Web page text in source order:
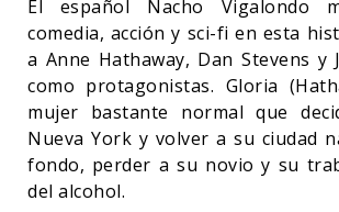
El español Nacho Vigalondo
comedia, acción y sci-fi en esta
a Anne Hathaway, Dan Stevens y
como protagonistas. Gloria
mujer bastante normal que
Nueva York y volver a su ciudad
fondo, perder a su novio y su
del alcohol.